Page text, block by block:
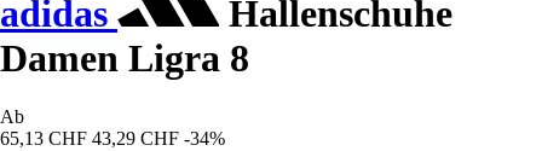
adidas
Hallenschuhe
Damen Ligra 8
Ab
65,13 CHF 43,29 CHF -34%